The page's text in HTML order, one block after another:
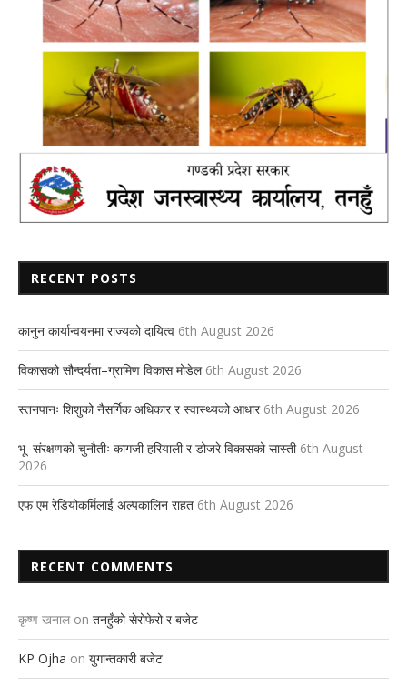
RECENT POSTS
कानुन कार्यान्वयनमा राज्यको दायित्व 6th August 2026
विकासको सौन्दर्यता–ग्रामिण विकास मोडेल 6th August 2026
स्तनपानः शिशुको नैसर्गिक अधिकार र स्वास्थ्यको आधार 6th August 2026
भू–संरक्षणको चुनौतीः कागजी हरियाली र डोजरे विकासको सास्ती 6th August
2026
एफ एम रेडियोकर्मिलाई अल्पकालिन राहत 6th August 2026
RECENT COMMENTS
कृष्ण खनाल on तनहुँको सेरोफेरो र बजेट
KP Ojha on युगान्तकारी बजेट